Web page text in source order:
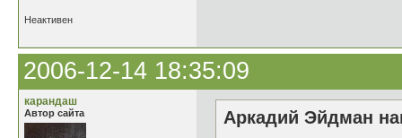
Неактивен
2006-12-14 18:35:09
карандаш
Автор сайта
Аркадий Эйдман